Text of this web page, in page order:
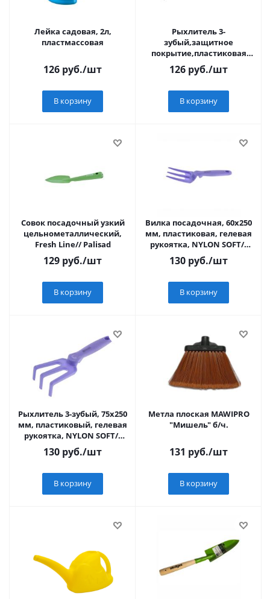
Лейка садовая, 2л,
пластмассовая
126 руб./шт
В корзину
Рыхлитель 3-
зубый,защитное
покрытие,пластиковая
рукоятка//PALISAD
126 руб./шт
В корзину
Совок посадочный узкий
цельнометаллический,
Fresh Line// Palisad
129 руб./шт
В корзину
Вилка посадочная, 60х250
мм, пластиковая, гелевая
рукоятка, NYLON SOFT//
Palisad
130 руб./шт
В корзину
Рыхлитель 3-зубый, 75х250
мм, пластиковый, гелевая
рукоятка, NYLON SOFT//
Palisad
130 руб./шт
В корзину
Метла плоская MAWIPRO
"Мишель" б/ч.
131 руб./шт
В корзину